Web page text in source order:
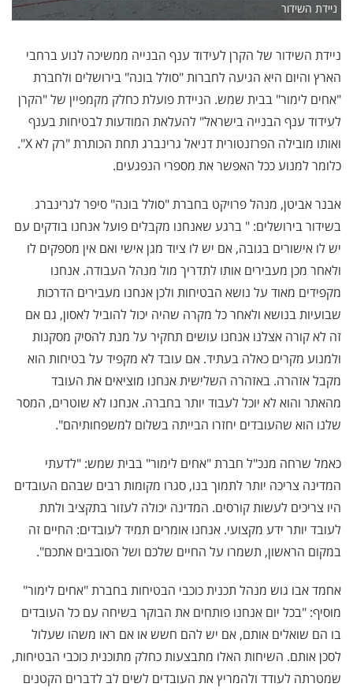
ניידת השידור
ניידת השידור של הקרן לעידוד ענף הבנייה ממשיכה לנוע ברחבי
הארץ והיום היא הגיעה לחברות "סולל בונה" בירושלים ולחברת
"אחים לימור" בבית שמש. הניידת פועלת כחלק מקמפיין של "הקרן
לעידוד ענף הבנייה בישראל" להעלאת המודעות לבטיחות בענף
ואותו מובילה הפרזנטורית דניאל גרינברג תחת הכותרת "רק לא X".
כלומר למנוע ככל האפשר את מספרי הנפגעים.
אבנר אביטן, מנהל פרויקט בחברת "סולל בונה" סיפר לגרינברג
בשידור בירושלים: " ברגע שאנחנו מקבלים פועל אנחנו בודקים עם
יש לו אישורים בגובה, אם יש לו ציוד מגן אישי ואם אין מספקים לו
ולאחר מכן מעבירים אותו לתדריך מול מנהל העבודה. אנחנו
מקפידים מאוד על נושא הבטיחות ולכן אנחנו מעבירים הדרכות
שבועיות בנושא ולאחר כל מקרה שהיה יכול להוביל לאסון, גם אם
זה לא קורה אצלנו אנחנו עושים תחקיר על מנת להסיק מסקנות
ולמנוע מקרים כאלה בעתיד. אם עובד לא מקפיד על בטיחות הוא
מקבל אזהרה. באזהרה השלישית אנחנו מוציאים את העובד
מהאתר והוא לא יוכל לעבוד יותר בחברה. אנחנו לא שוטרים, המסר
שלנו הוא שהעובדים יחזרו הבייתה בשלום למשפחותיהם".
כאמל שרחה מנכ"ל חברת "אחים לימור" בבית שמש: "לדעתי
המדינה צריכה יותר לתמוך בנו, סגרו מקומות רבים שבהם העובדים
היו צריכים לעשות קורסים. המדינה יכולה לעזור בתקציב ולתת
לעובד יותר ידע מקצועי. אנחנו אומרים תמיד לעובדים: החיים זה
במקום הראשון, תשמרו על החיים שלכם ושל הסובבים אתכם".
אחמד אבו גוש מנהל תכנית כוכבי הבטיחות בחברת "אחים לימור"
מוסיף: "בכל יום אנחנו פותחים את הבוקר בשיחה עם כל העובדים
בו הם שואלים אותם, אם יש להם חשש או אם ראו משהו שעלול
לסכן אותם. השיחות האלו מתבצעות כחלק מתוכנית כוכבי הבטיחות,
שמטרתה לעודד ולהמריץ את העובדים לשים לב לדברים הקטנים